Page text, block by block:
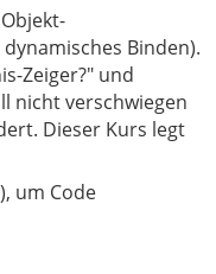
Binden).
Zeiger?" und
nicht verschwiegen
Dieser Kurs legt
um Code